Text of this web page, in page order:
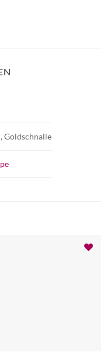
Goldschnalle